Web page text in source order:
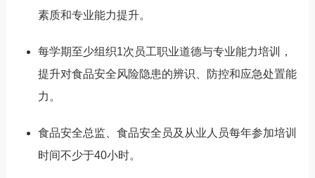
素质和专业能力提升。
每学期至少组织1次员工职业道德与专业能力培训，
提升对食品安全风险隐患的辨识、防控和应急处置能
力。
食品安全总监、食品安全员及从业人员每年参加培训
时间不少于40小时。